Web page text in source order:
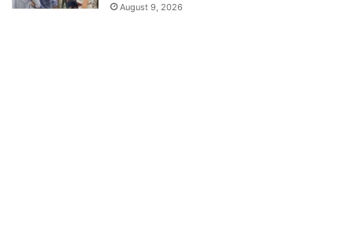
August 9, 2026